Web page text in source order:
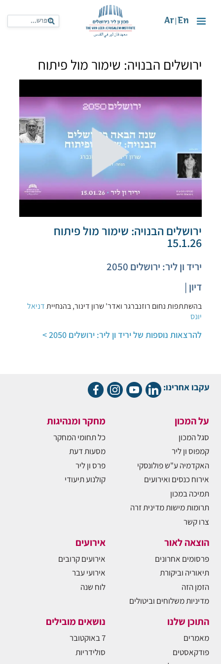
En
Ar
ירושלים הבנויה: שימור מול פיתוח
ירושלים הבנויה: שימור מול פיתוח
15.1.26
יריד ון ליר: ירושלים 2050
דיון |
בהשתתפות נחום רוזנברגר ואדר' שרון דינור, בהנחייתדניאל
יונס
להרצאות נוספות של יריד ון ליר: ירושלים 2050 >
עקבו אחרינו:
על המכון
סגל המכון
קמפוס ון ליר
האקדמיה ע"ש פולונסקי
אירוח כנסים ואירועים
תמיכה במכון
תרומות מישות מדינית זרה
צרו קשר
מחקר ומנהיגות
כל תחומי המחקר
מסעות דעת
פרס ון ליר
קולנוע תיעודי
הוצאה לאור
פרסומים אחרונים
תיאוריה וביקורת
הזמן הזה
מדיניות משלוחים וביטולים
אירועים
אירועים קרובים
אירועי עבר
לוח שנה
התוכן שלנו
מאמרים
פודקאסטים
נושאים מובילים
7 באוקטובר
סולידריות